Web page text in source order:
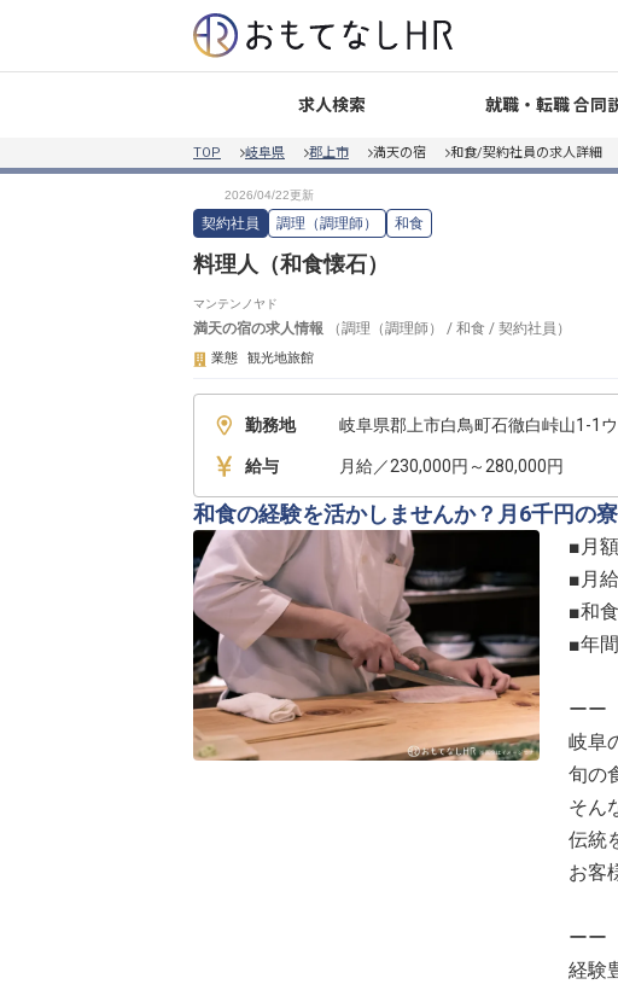
求人検索 就職・転職 合同
TOP 岐阜県 郡上市 満天の宿 和食/契約社員の求人詳細
契約社員 調理（調理師） 和食
料理人（和食懐石）
マンテンノヤド
満天の宿の求人情報 （調理（調理師） / 和食 / 契約社員 ）
業態 観光地旅館
勤務地
給与 月給／230,000円～280,000円
和食の経験を活かしませんか？月6千円の
■月
■月
■和
■年
ーー
岐阜
旬の
そん
伝統
お客
ーー
経験